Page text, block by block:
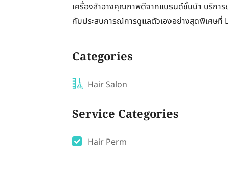
เครื่องสำอางคุณภาพดีจากแบรนด์ชั้นนำ บริการ
กับประสบการณ์การดูแลตัวเองอย่างสุดพิเศษที่
Categories
Hair Salon
Service Categories
Hair Perm